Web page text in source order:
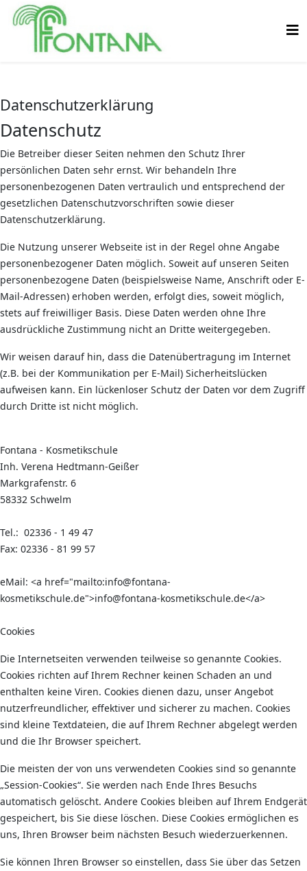
Datenschutzerklärung
Datenschutz
Die Betreiber dieser Seiten nehmen den Schutz Ihrer
persönlichen Daten sehr ernst. Wir behandeln Ihre
personenbezogenen Daten vertraulich und entsprechend der
gesetzlichen Datenschutzvorschriften sowie dieser
Datenschutzerklärung.
Die Nutzung unserer Webseite ist in der Regel ohne Angabe
personenbezogener Daten möglich. Soweit auf unseren Seiten
personenbezogene Daten (beispielsweise Name, Anschrift oder E-
Mail-Adressen) erhoben werden, erfolgt dies, soweit möglich,
stets auf freiwilliger Basis. Diese Daten werden ohne Ihre
ausdrückliche Zustimmung nicht an Dritte weitergegeben.
Wir weisen darauf hin, dass die Datenübertragung im Internet
(z.B. bei der Kommunikation per E-Mail) Sicherheitslücken
aufweisen kann. Ein lückenloser Schutz der Daten vor dem Zugriff
durch Dritte ist nicht möglich.
Fontana - Kosmetikschule
Inh. Verena Hedtmann-Geißer
Markgrafenstr. 6
58332 Schwelm
Tel.: 02336 - 1 49 47
Fax: 02336 - 81 99 57
eMail: <a href="mailto:info@fontana-
kosmetikschule.de">info@fontana-kosmetikschule.de</a>
Cookies
Die Internetseiten verwenden teilweise so genannte Cookies.
Cookies richten auf Ihrem Rechner keinen Schaden an und
enthalten keine Viren. Cookies dienen dazu, unser Angebot
nutzerfreundlicher, effektiver und sicherer zu machen. Cookies
sind kleine Textdateien, die auf Ihrem Rechner abgelegt werden
und die Ihr Browser speichert.
Die meisten der von uns verwendeten Cookies sind so genannte
„Session-Cookies“. Sie werden nach Ende Ihres Besuchs
automatisch gelöscht. Andere Cookies bleiben auf Ihrem Endgerät
gespeichert, bis Sie diese löschen. Diese Cookies ermöglichen es
uns, Ihren Browser beim nächsten Besuch wiederzuerkennen.
Sie können Ihren Browser so einstellen, dass Sie über das Setzen